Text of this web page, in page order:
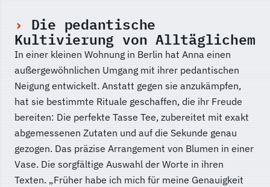
Die pedantische
Kultivierung von Alltäglichem
In einer kleinen Wohnung in Berlin hat Anna einen
außergewöhnlichen Umgang mit ihrer pedantischen
Neigung entwickelt. Anstatt gegen sie anzukämpfen,
hat sie bestimmte Rituale geschaffen, die ihr Freude
bereiten: Die perfekte Tasse Tee, zubereitet mit exakt
abgemessenen Zutaten und auf die Sekunde genau
gezogen. Das präzise Arrangement von Blumen in einer
Vase. Die sorgfältige Auswahl der Worte in ihren
Texten. „Früher habe ich mich für meine Genauigkeit